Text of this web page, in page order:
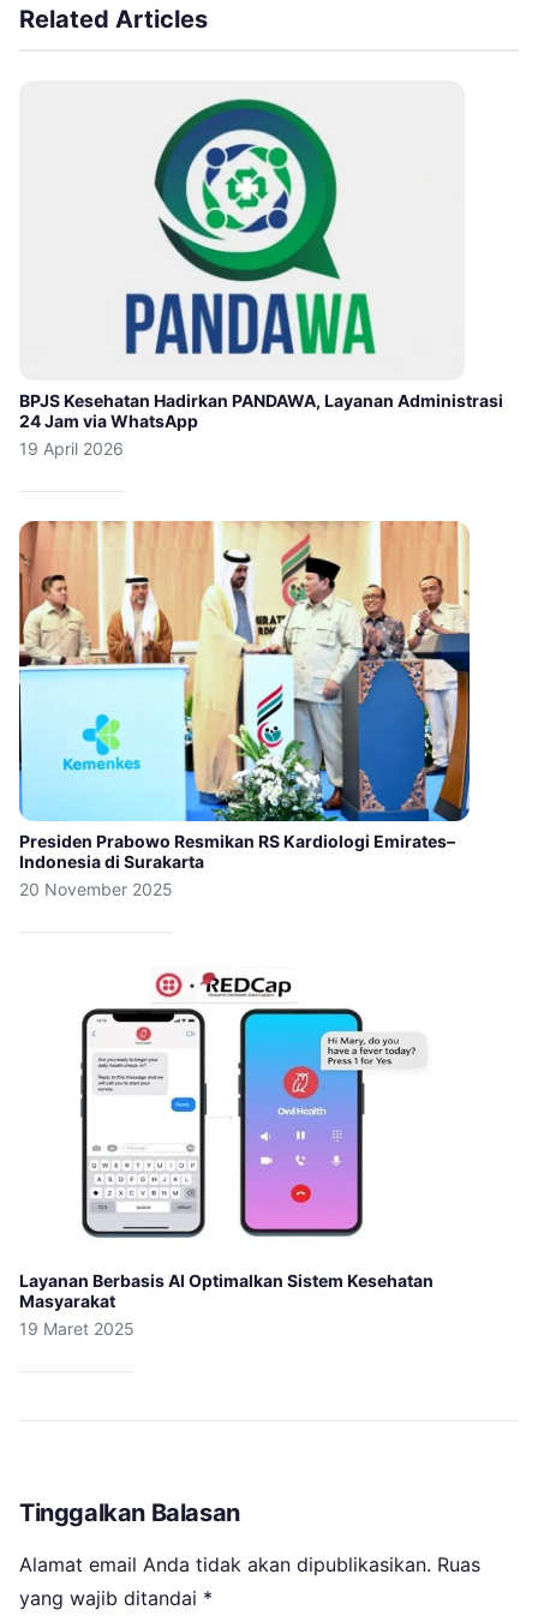
Related Articles
BPJS Kesehatan Hadirkan PANDAWA, Layanan Administrasi
24 Jam via WhatsApp
19 April 2026
Presiden Prabowo Resmikan RS Kardiologi Emirates–
Indonesia di Surakarta
20 November 2025
Layanan Berbasis AI Optimalkan Sistem Kesehatan
Masyarakat
19 Maret 2025
Tinggalkan Balasan
Alamat email Anda tidak akan dipublikasikan. Ruas
yang wajib ditandai *